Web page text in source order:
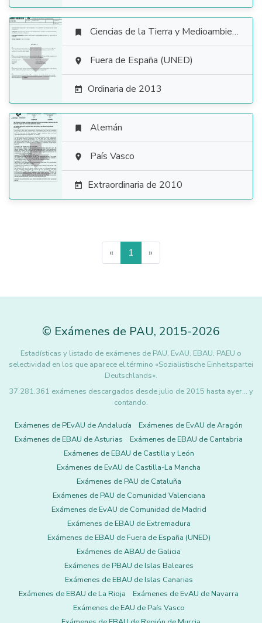

 Ciencias de la Tierra y Medioambientales
 Fuera de España (UNED)
 Ordinaria de 2013

 Alemán
 País Vasco
 Extraordinaria de 2010
« 1 »
© Exámenes de PAU, 2015-2026
Estadísticas y listado de exámenes de PAU, EvAU, EBAU, PAEU o
selectividad en los que aparece el término «Sozialistische Einheitspartei
Deutschlands».
37.281.361 exámenes descargados desde julio de 2015 hasta ayer... y
contando.
Exámenes de PEvAU de Andalucía
Exámenes de EvAU de Aragón
Exámenes de EBAU de Asturias
Exámenes de EBAU de Cantabria
Exámenes de EBAU de Castilla y León
Exámenes de EvAU de Castilla-La Mancha
Exámenes de PAU de Cataluña
Exámenes de PAU de Comunidad Valenciana
Exámenes de EvAU de Comunidad de Madrid
Exámenes de EBAU de Extremadura
Exámenes de EBAU de Fuera de España (UNED)
Exámenes de ABAU de Galicia
Exámenes de PBAU de Islas Baleares
Exámenes de EBAU de Islas Canarias
Exámenes de EBAU de La Rioja
Exámenes de EvAU de Navarra
Exámenes de EAU de País Vasco